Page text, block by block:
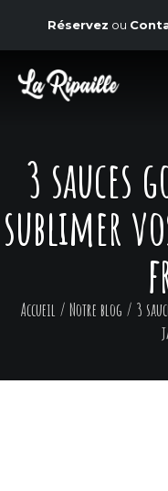
Réservez ou
3 sauces
sublimer
Accueil / Notre blog / 3